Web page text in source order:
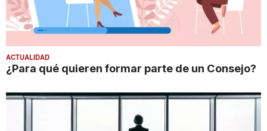
ACTUALIDAD
¿Para qué quieren formar parte de un Consejo?